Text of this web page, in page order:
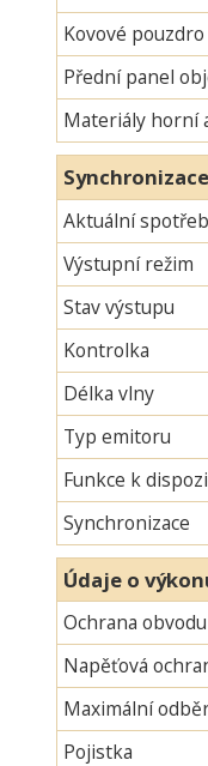
Kovové pouzdro
Přední panel
Materiály horní
Synchronizace
Aktuální
Výstupní režim
Stav výstupu
Kontrolka
Délka vlny
Typ emitoru
Funkce k
Synchronizace
Údaje o
Ochrana obvodu
Napěťová
Maximální
Pojistka